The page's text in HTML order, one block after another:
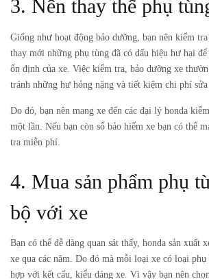
3. Nên thay thế phụ
Giống như hoạt động bảo dưỡng, bạn nên kiểm
thay mới những phụ tùng đã có dấu hiệu hư hại để
ổn định của xe. Việc kiểm tra, bảo dưỡng xe
tránh những hư hỏng nặng và tiết kiệm chi phí sửa
Do đó, bạn nên mang xe đến các đại lý honda
một lần. Nếu bạn còn sổ bảo hiểm xe bạn có thể
tra miễn phí.
4. Mua sản phẩm phụ
bộ với xe
Bạn có thể dễ dàng quan sát thấy, honda sản xuất
xe qua các năm. Do đó mà mỗi loại xe có loại
hợp với kết cấu, kiểu dáng xe. Vì vậy bạn nên